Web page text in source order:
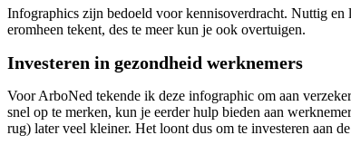
Infographics zijn bedoeld voor kennisoverdracht. Nuttig en
eromheen tekent, des te meer kun je ook overtuigen.
Investeren in gezondheid werknemers
Voor ArboNed tekende ik deze infographic om aan
snel op te merken, kun je eerder hulp bieden aan
rug) later veel kleiner. Het loont dus om te investeren aan